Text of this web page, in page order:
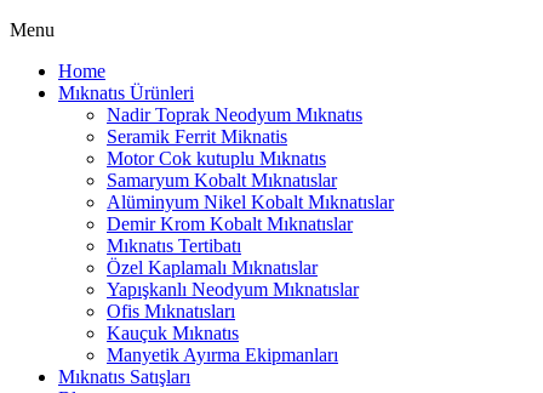
Menu
Home
Mıknatıs Ürünleri
Nadir Toprak Neodyum Mıknatıs
Seramik Ferrit Miknatis
Motor Cok kutuplu Mıknatıs
Samaryum Kobalt Mıknatıslar
Alüminyum Nikel Kobalt Mıknatıslar
Demir Krom Kobalt Mıknatıslar
Mıknatıs Tertibatı
Özel Kaplamalı Mıknatıslar
Yapışkanlı Neodyum Mıknatıslar
Ofis Mıknatısları
Kauçuk Mıknatıs
Manyetik Ayırma Ekipmanları
Mıknatıs Satışları